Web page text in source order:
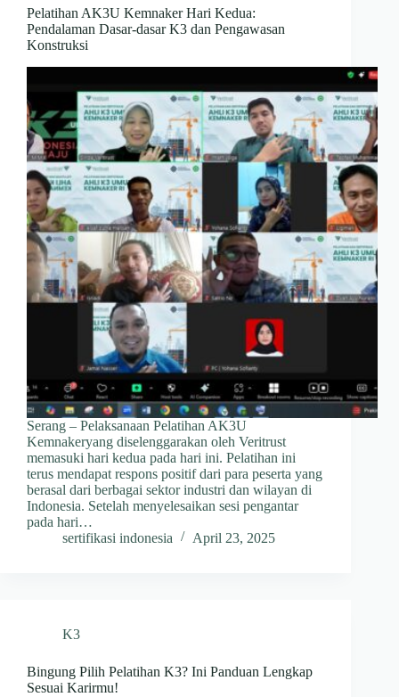
Pelatihan AK3U Kemnaker Hari Kedua:
Pendalaman Dasar-dasar K3 dan Pengawasan
Konstruksi
Serang – Pelaksanaan Pelatihan AK3U
Kemnakeryang diselenggarakan oleh Veritrust
memasuki hari kedua pada hari ini. Pelatihan ini
terus mendapat respons positif dari para peserta yang
berasal dari berbagai sektor industri dan wilayan di
Indonesia. Setelah menyelesaikan sesi pengantar
pada hari…
sertifikasi indonesia
April 23, 2025
K3
Bingung Pilih Pelatihan K3? Ini Panduan Lengkap
Sesuai Karirmu!